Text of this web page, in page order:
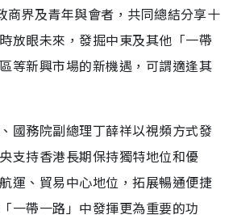
商界及青年與會者，共同總結分享十
放眼未來，發掘中東及其他「一帶
等新興市場的新機遇，可謂適逢其
國務院副總理丁薛祥以視頻方式發
支持香港長期保持獨特地位和優
運、貿易中心地位，拓展暢通便捷
一帶一路」中發揮更為重要的功